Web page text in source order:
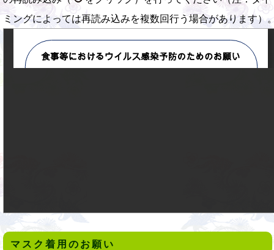
ミングによっては再読み込みを複数回行う場合があります）
マスク着用のお願い